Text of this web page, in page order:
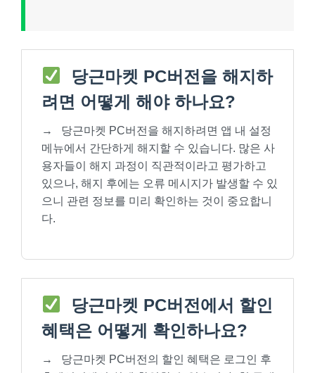
당근마켓 PC버전을 해지하
려면 어떻게 해야 하나요?
→
당근마켓 PC버전을 해지하려면 앱 내 설정
메뉴에서 간단하게 해지할 수 있습니다. 많은 사
용자들이 해지 과정이 직관적이라고 평가하고
있으나, 해지 후에는 오류 메시지가 발생할 수 있
으니 관련 정보를 미리 확인하는 것이 중요합니
다.
당근마켓 PC버전에서 할인
혜택은 어떻게 확인하나요?
→
당근마켓 PC버전의 할인 혜택은 로그인 후